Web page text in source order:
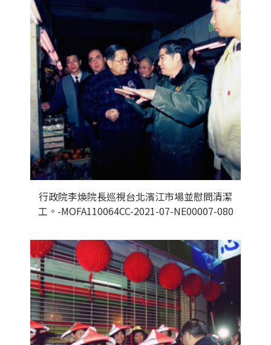
行政院李煥院長巡視台北濱江市場並慰問清潔
工。-MOFA110064CC-2021-07-NE00007-080